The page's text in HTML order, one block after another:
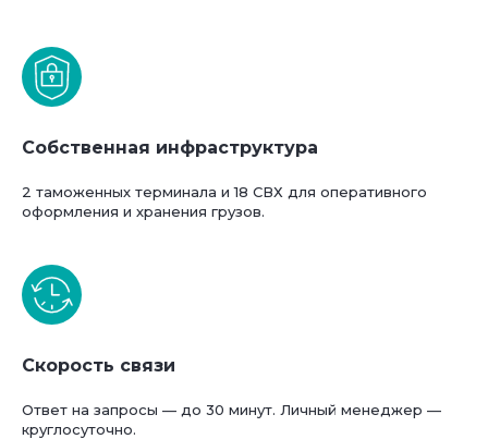
Собственная инфраструктура
2 таможенных терминала и 18 СВХ для оперативного
оформления и хранения грузов.
Скорость связи
Ответ на запросы — до 30 минут. Личный менеджер —
круглосуточно.